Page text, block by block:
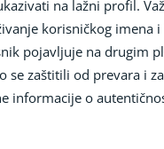
na lažni profil.
korisničkog
pojavljuje na drugim
zaštitili od prevara i
informacije o